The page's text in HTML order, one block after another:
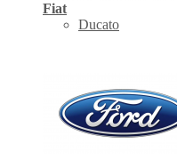
Fiat
Ducato